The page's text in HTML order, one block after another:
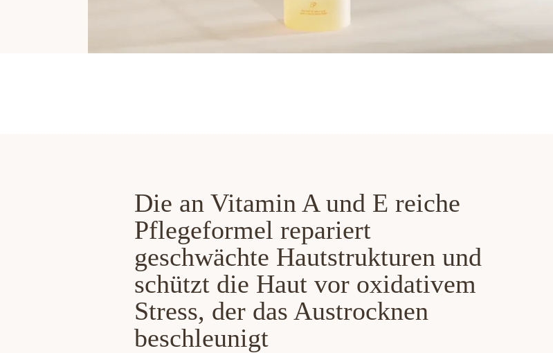
Die an Vitamin A und E reiche
Pflegeformel repariert
geschwächte Hautstrukturen und
schützt die Haut vor oxidativem
Stress, der das Austrocknen
beschleunigt